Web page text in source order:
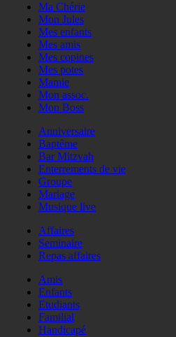
Ma Chérie
Mon Jules
Mes enfants
Mes amis
Mes copines
Mes potes
Mamie
Mon assoc.
Mon Boss
Anniversaire
Baptême
Bar Mitzvah
Enterrements de vie
Groupe
Mariage
Musique live
Affaires
Seminaire
Repas affaires
Amis
Enfants
Etudiants
Familial
Handicapé